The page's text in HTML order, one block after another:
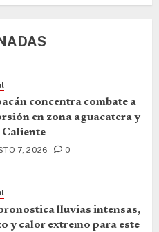
concentra combate a
en zona aguacatera y
7, 2026 0
lluvias intensas,
y calor extremo para este